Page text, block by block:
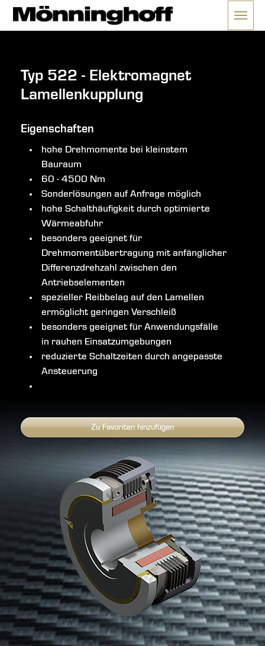
Menü
Typ 522 - Elektromagnet
Lamellenkupplung
Eigenschaften
hohe Drehmomente bei kleinstem
Bauraum
60 - 4500 Nm
Sonderlösungen auf Anfrage möglich
hohe Schalthäufigkeit durch optimierte
Wärmeabfuhr
besonders geeignet für
Drehmomentübertragung mit anfänglicher
Differenzdrehzahl zwischen den
Antriebselementen
spezieller Reibbelag auf den Lamellen
ermöglicht geringen Verschleiß
besonders geeignet für Anwendungsfälle
in rauhen Einsatzumgebungen
reduzierte Schaltzeiten durch angepasste
Ansteuerung
Zu Favoriten hinzufügen